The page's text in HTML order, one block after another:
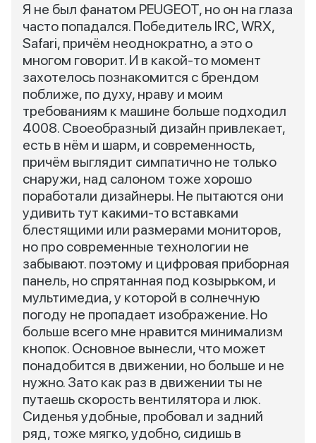
Я не был фанатом PEUGEOT, но он на глаза
часто попадался. Победитель IRC, WRX,
Safari, причём неоднократно, а это о
многом говорит. И в какой-то момент
захотелось познакомится с брендом
поближе, по духу, нраву и моим
требованиям к машине больше подходил
4008. Своеобразный дизайн привлекает,
есть в нём и шарм, и современность,
причём выглядит симпатично не только
снаружи, над салоном тоже хорошо
поработали дизайнеры. Не пытаются они
удивить тут какими-то вставками
блестящими или размерами мониторов,
но про современные технологии не
забывают. поэтому и цифровая приборная
панель, но спрятанная под козырьком, и
мультимедиа, у которой в солнечную
погоду не пропадает изображение. Но
больше всего мне нравится минимализм
кнопок. Основное вынесли, что может
понадобится в движении, но больше и не
нужно. Зато как раз в движении ты не
путаешь скорость вентилятора и люк.
Сиденья удобные, пробовал и задний
ряд, тоже мягко, удобно, сидишь в